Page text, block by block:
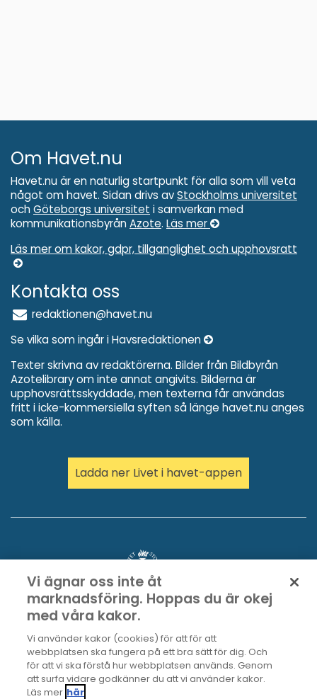
Om Havet.nu
Havet.nu är en naturlig startpunkt för alla som vill veta
något om havet. Sidan drivs avStockholms universitet
och Göteborgs universitet i samverkan med
kommunikationsbyrån Azote. Läs mer
Läs mer om kakor, gdpr, tillganglighet och upphovsratt
Kontakta oss
redaktionen@havet.nu
Se vilka som ingår i Havsredaktionen
Texter skrivna av redaktörerna. Bilder från Bildbyrån
Azotelibrary om inte annat angivits. Bilderna är
upphovsrättsskyddade, men texterna får användas
fritt i icke-kommersiella syften så länge havet.nu anges
som källa.
Ladda ner Livet i havet-appen
Vi ägnar oss inte åt
marknadsföring. Hoppas du är okej
med våra kakor.
Vi använder kakor (cookies) för att för att
webbplatsen ska fungera på ett bra sätt för dig. Och
för att vi ska förstå hur webbplatsen används. Genom
att surfa vidare godkänner du att vi använder kakor.
Läs mer här